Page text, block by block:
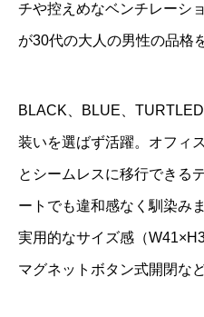
チや控えめなベンチレーシ
が30代の大人の男性の品格
BLACK、BLUE、
装いを選ばず活躍。オフィ
とシームレスに移行できる
ートでも違和感なく馴染み
実用的なサイズ感（
マグネットボタン式開閉な